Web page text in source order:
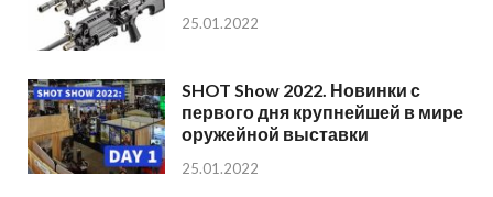
25.01.2022
SHOT Show 2022. Новинки с
первого дня крупнейшей в мире
оружейной выставки
25.01.2022